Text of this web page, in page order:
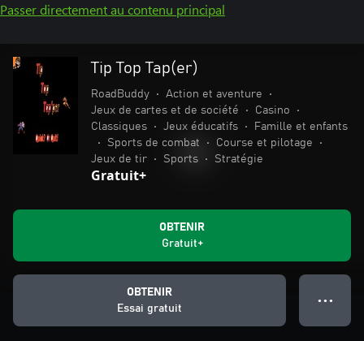
Passer directement au contenu principal
Tip Top Tap(er)
RoadBuddy • Action et aventure
•
Jeux de cartes et de société
• Casino
•
Classiques
• Jeux éducatifs •
Famille et enfants
•
Sports de combat • Course et pilotage
•
Jeux de tir
• Sports • Stratégie
Gratuit+
OBTENIR
Gratuit+
OBTENIR
Essai gratuit
● ● ●